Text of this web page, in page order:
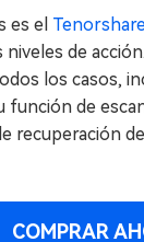
es el
de
los casos,
función de
recuperación
COMPRAR